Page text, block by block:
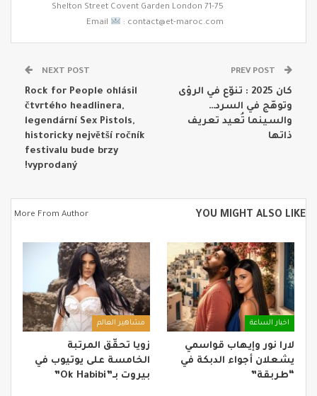
71-75 Shelton Street Covent Garden London
Email
: contact@et-maroc.com
كان 2025 : تنوّع في الرؤى
وتوهّج في السرد…
والسينما تُعيد تعريف
ذاتها
NEXT POST
Rock for People ohlásil
čtvrtého headlinera,
legendární Sex Pistols,
historicky největší ročník
festivalu bude brzy
vyprodaný!
YOU MIGHT ALSO LIKE
More From Author
اخبار الساعة
لارا نور وإيهاب قواسمي
يشعلان أجواء الدبكة في
“طربقة”
مشاهير العالم
زويا تحقّق المرتبة
الخامسة على يوتيوب في
بيروت بـ”Ok Habibi”